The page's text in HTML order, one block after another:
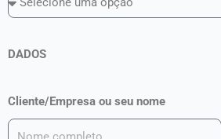
DADOS
Cliente/Empresa ou seu nome